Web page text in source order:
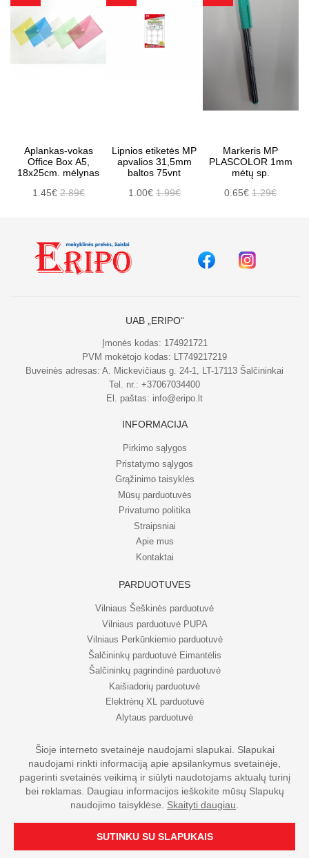
Aplankas-vokas
Office Box A5,
18x25cm. mėlynas
1.45€2.89€
Lipnios etiketės MP
apvalios 31,5mm
baltos 75vnt
1.00€ 1.99€
Markeris MP
PLASCOLOR 1mm
mėtų sp.
0.65€1.29€
UAB „ERIPO“
Įmonės kodas: 174921721
PVM mokėtojo kodas: LT749217219
Buveinės adresas: A. Mickevičiaus g. 24-1, LT-17113 Šalčininkai
Tel. nr.: +37067034400
El. paštas: info@eripo.lt
INFORMACIJA
Pirkimo sąlygos
Pristatymo sąlygos
Grąžinimo taisyklės
Mūsų parduotuvės
Privatumo politika
Straipsniai
Apie mus
Kontaktai
PARDUOTUVĖS
Vilniaus Šeškinės parduotuvė
Vilniaus parduotuvė PUPA
Vilniaus Perkūnkiemio parduotuvė
Šalčininkų parduotuvė Eimantėlis
Šalčininkų pagrindinė parduotuvė
Kaišiadorių parduotuvė
Elektrėnų XL parduotuvė
Alytaus parduotuvė
© UAB Eripo 2026. Visos teisės saugomos
Šioje interneto svetainėje naudojami slapukai. Slapukai
naudojami rinkti informaciją apie apsilankymus svetainėje,
pagerinti svetainės veikimą ir siūlyti naudotojams aktualų turinį
bei reklamas. Daugiau informacijos ieškokite mūsų Slapukų
naudojimo taisyklėse. Skaityti daugiau.
SUTINKU SU SLAPUKAIS